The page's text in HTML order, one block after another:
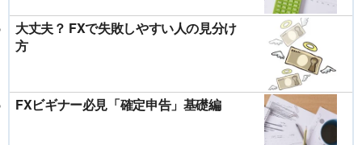
大丈夫？ FXで失敗しやすい人の見分け
方
FXビギナー必見「確定申告」基礎編